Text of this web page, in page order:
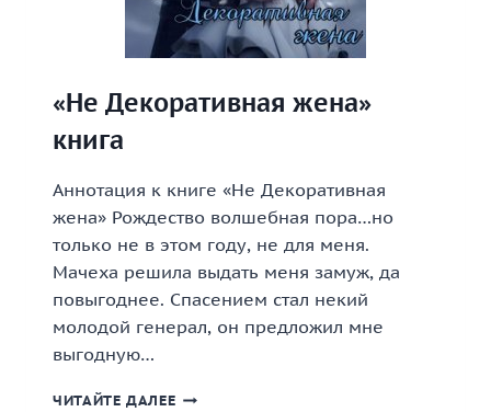
«Не Декоративная жена»
книга
Аннотация к книге «Не Декоративная
жена» Рождество волшебная пора…но
только не в этом году, не для меня.
Мачеха решила выдать меня замуж, да
повыгоднее. Спасением стал некий
молодой генерал, он предложил мне
выгодную…
ЧИТАЙТЕ ДАЛЕЕ «НЕ